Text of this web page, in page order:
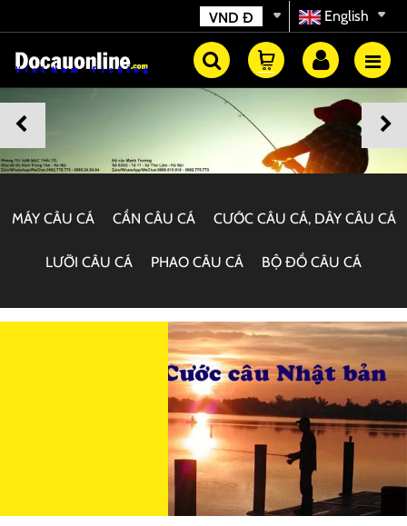
English
VND Đ
MÁY CÂU CÁ CẦN CÂU CÁ CƯỚC CÂU CÁ, DÂY CÂU CÁ
LƯỠI CÂU CÁ PHAO CÂU CÁ BỘ ĐỒ CÂU CÁ